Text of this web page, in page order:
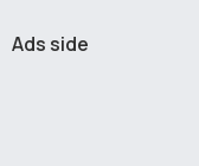
Ads side